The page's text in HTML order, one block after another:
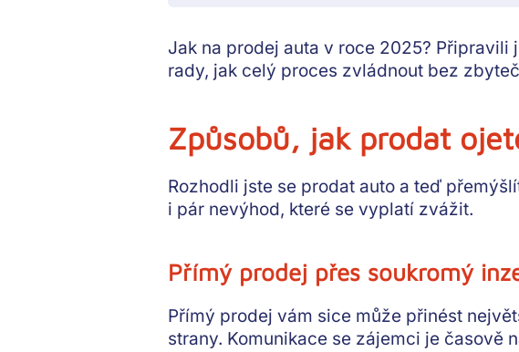
Jak na prodej auta v roce 2025?
rady, jak celý proces zvládnout bez
Způsobů, jak prodat
Rozhodli jste se prodat auto a teď
i pár nevýhod, které se vyplatí zvážit.
Přímý prodej přes soukromý
Přímý prodej vám sice může přinést
strany. Komunikace se zájemci je časově